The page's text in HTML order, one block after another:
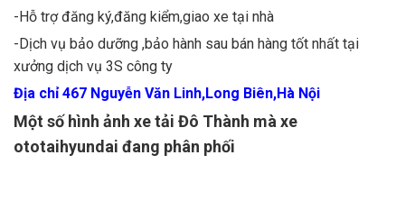
-Hỗ trợ đăng ký,đăng kiểm,giao xe tại nhà
-Dịch vụ bảo dưỡng ,bảo hành sau bán hàng tốt nhất tại
xưởng dịch vụ 3S công ty
Địa chỉ 467 Nguyễn Văn Linh,Long Biên,Hà Nội
Một số hình ảnh xe tải Đô Thành mà xe
ototaihyundai đang phân phối